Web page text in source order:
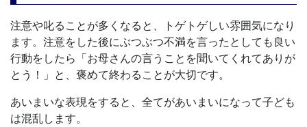
注意や叱ることが多くなると、トゲトゲしい雰囲気になり
ます。注意をした後にぶつぶつ不満を言ったとしても良い
行動をしたら「お母さんの言うことを聞いてくれてありが
とう！」と、褒めて終わることが大切です。
あいまいな表現をすると、全てがあいまいになって子ども
は混乱します。